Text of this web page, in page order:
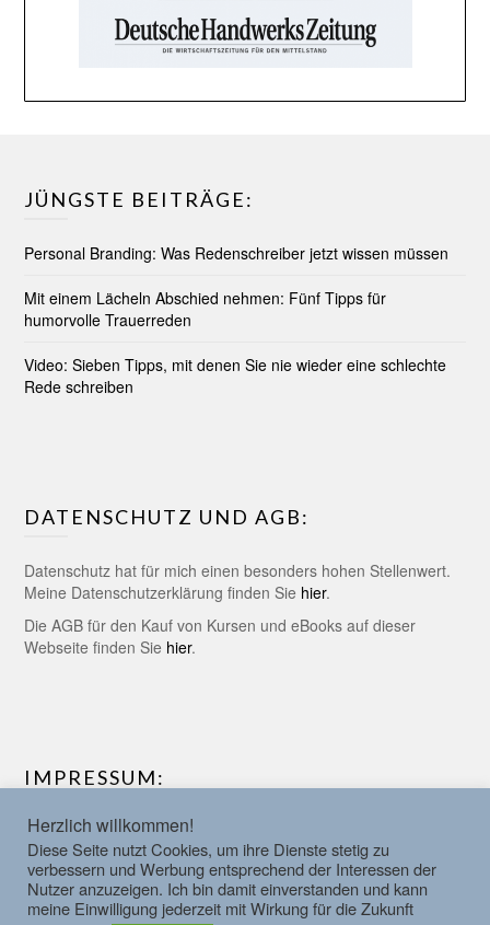
JÜNGSTE BEITRÄGE:
Personal Branding: Was Redenschreiber jetzt wissen müssen
Mit einem Lächeln Abschied nehmen: Fünf Tipps für
humorvolle Trauerreden
Video: Sieben Tipps, mit denen Sie nie wieder eine schlechte
Rede schreiben
DATENSCHUTZ UND AGB:
Datenschutz hat für mich einen besonders hohen Stellenwert.
Meine Datenschutzerklärung finden Sie hier.
Die AGB für den Kauf von Kursen und eBooks auf dieser
Webseite finden Sie hier.
IMPRESSUM:
Verantwortlich für den Inhalt dieser Webseite ist Matthias
Müller-Krey. Weitere Informationen dazu finden Sie im
Herzlich willkommen!
Diese Seite nutzt Cookies, um ihre Dienste stetig zu
verbessern und Werbung entsprechend der Interessen der
Nutzer anzuzeigen. Ich bin damit einverstanden und kann
meine Einwilligung jederzeit mit Wirkung für die Zukunft